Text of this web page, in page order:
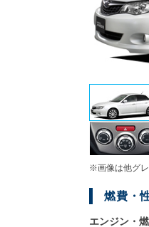
※画像は他グレ
燃費・
エンジン・